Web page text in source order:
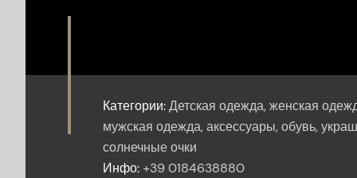
Категории:Детская одежда, женская
мужская одежда, аксессуары, обувь,
солнечные очки
Инфо: +39 0184638880